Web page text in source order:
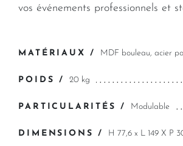
vos événements professionnels et
MATÉRIAUX / MDF bouleau, acier
POIDS / 20 kg
PARTICULARITÉS / Modulable
DIMENSIONS / H 77,6 x L 149 X P